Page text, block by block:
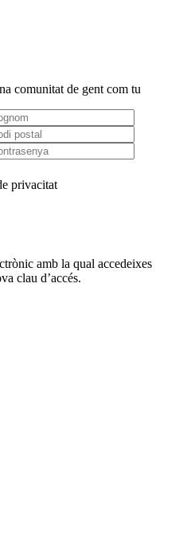
comunitat de gent com tu
privacitat
amb la qual accedeixes
clau d’accés.